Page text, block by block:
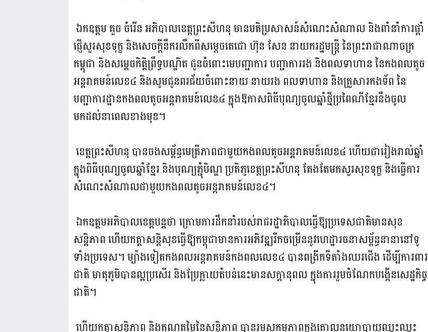
ឯកឧត្តម គួច ចំរើន អភិបាលខេត្តព្រះសីហនុ មានមតិប្រសាសន៍សំណេះសំណាល និងពាំនាំការផ្ដាំ
ផ្ញើសួរសុខទុក្ខ និងសេចក្តីនឹករលឹកពីសម្ដេចតេជោ ហ៊ុន សែន នាយករដ្ឋមន្ត្រី នៃព្រះរាជាណាចក្រ
កម្ពុជា និងសម្ដេចកិត្តិព្រឹទ្ធបណ្ឌិត ជូនចំពោះមេបញ្ជាការ បញ្ជាការរង និងពលទាហាន នៃកងពលតូច
អន្តរាគមន៍លេខ៤ និងសូមជូនពរជ័យចំពោះនាយ នាយរង ពលទាហាន និងគ្រួសារកងទ័ព នៃ
បញ្ជាការដ្ឋានកងពលតូចអន្តរាគមន៍លេខ៤ ក្នុងឱកាសពិធីបុណ្យចូលឆ្នាំថ្មីប្រពៃណីខ្មែរនឹងចូល
មកដល់នាពេលខាងមុខ។
ខេត្តព្រះសីហនុ បានចងសម្ព័ន្ធមេត្រីភាពជាមួយកងពលតូចអន្តរាគមន៍លេខ៤ ហើយជារៀងរាល់ឆ្នាំ
ក្នុងពិធីបុណ្យចូលឆ្នាំខ្មែរ និងបុណ្យភ្ជុំបិណ្ឌ ប្រតិភូខេត្តព្រះសីហនុ តែងតែមកសួរសុខទុក្ខ និងធ្វើការ
សំណេះសំណាលជាមួយកងពលតូចអន្តរាគមន៍លេខ៤។
ឯកឧត្តមអភិបាលខេត្តបន្តថា ក្រោមការដឹកនាំរបស់រាជរដ្ឋាភិបាលធ្វើឱ្យប្រទេសជាតិមានសុខ
សន្តិភាព ហើយកត្តាសន្តិសុខធ្វើឱ្យកម្ពុជាមានការអភិវឌ្ឍរីកចម្រើននូវហេដ្ឋារចនាសម្ព័ន្ធនានានៅទូ
ទាំងប្រទេស។ ម្យ៉ាងទៀតកងពលអន្តរាគមន៍កងពលលេខ៤ បានពង្រីកទីតាំងឈរជើង ដើម្បីការពារ
ជាតិ មាតុភូមិបានល្អប្រសើរ និងប្រែក្លាយតំបន់នេះមានសក្តានុពល ក្នុងការរួមចំណែកបង្កើនសេដ្ឋកិច្ច
ជាតិ។
ហើយកត្តាសន្តិភាព និងគុណតម្លៃនៃសន្តិភាព បានរួមសកម្មភាពក្នុងគោលនយោបាយឈ្នះឈ្នះ